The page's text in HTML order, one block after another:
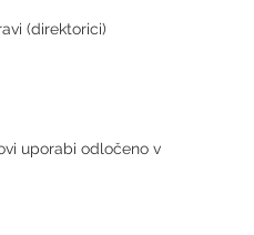
(direktorici)
uporabi odločeno v